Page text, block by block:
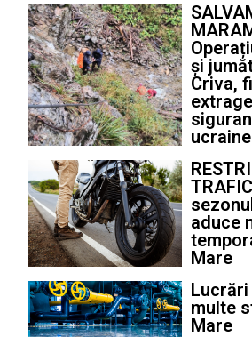
și
Criva,
aduce
Mare
Lucrări
multe
Mare